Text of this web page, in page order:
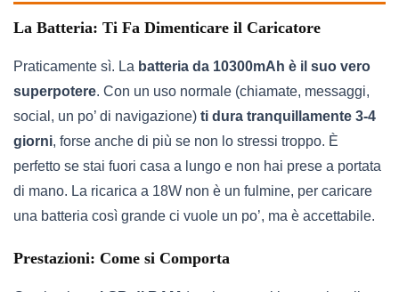
La Batteria: Ti Fa Dimenticare il Caricatore
Praticamente sì. La batteria da 10300mAh è il suo vero
superpotere. Con un uso normale (chiamate, messaggi,
social, un po’ di navigazione) ti dura tranquillamente 3-4
giorni, forse anche di più se non lo stressi troppo. È
perfetto se stai fuori casa a lungo e non hai prese a portata
di mano. La ricarica a 18W non è un fulmine, per caricare
una batteria così grande ci vuole un po’, ma è accettabile.
Prestazioni: Come si Comporta